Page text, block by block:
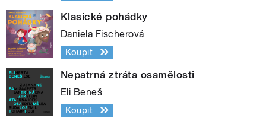
Klasické pohádky
Daniela Fischerová
Koupit
Nepatrná ztráta osamělosti
Eli Beneš
Koupit